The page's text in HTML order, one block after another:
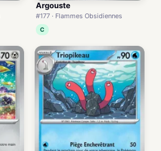
Argouste
#177 · Flammes Obsidiennes
C